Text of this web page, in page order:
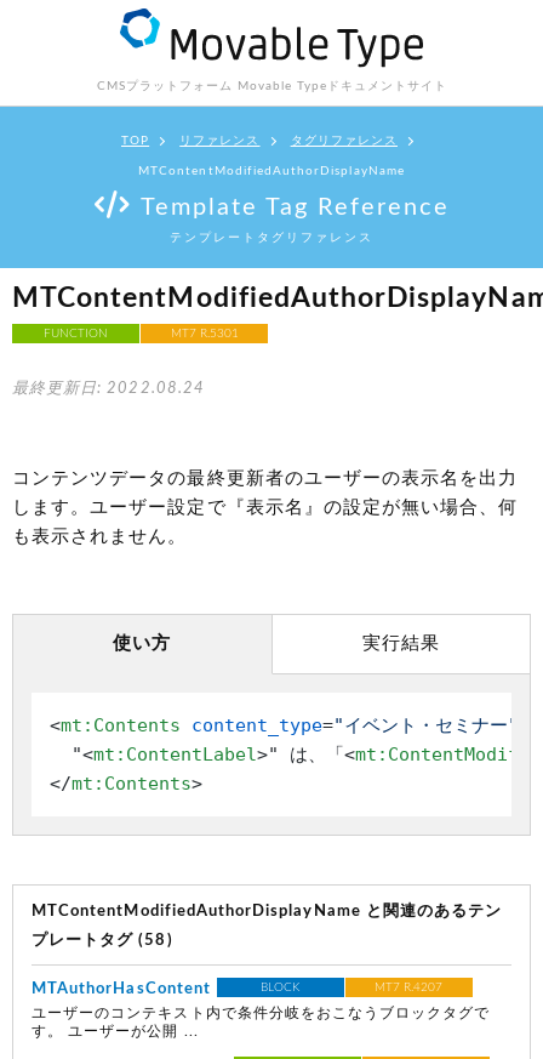
CMSプラットフォーム Movable Type ドキュメントサイト
TOP リファレンス タグリファレンス
MTContentModifiedAuthorDisplayName
Template Tag Reference
テンプレートタグリファレンス
FUNCTION MT7 R.5301
最終更新日: 2022.08.24
コンテンツデータの最終更新者のユーザーの表示名を出力
します。ユーザー設定で『表示名』の設定が無い場合、何
も表示されません。
使い方 実行結果
<mt:Contents content_type="イベント・セミナー"
  "
<mt:ContentLabel>" は、「 <
</mt:Contents>
MTContentModifiedAuthorDisplayName と関連のあるテン
プレートタグ (58)
MTAuthorHasContent BLOCK MT7 R.4207
ユーザーのコンテキスト内で条件分岐をおこなうブロックタグで
す。 ユーザーが公開 ...